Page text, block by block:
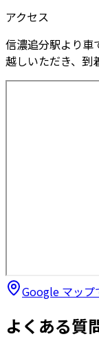
アクセス
信濃追分駅より車
越しいただき、到
Google マップ
よくある質